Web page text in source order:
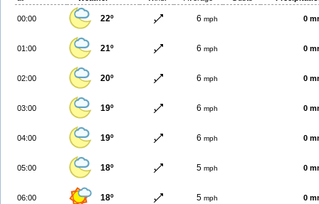
00:00 22º 6 mph 0
01:00 21º 6 mph 0
02:00 20º 6 mph 0
03:00 19º 6 mph 0
04:00 19º 6 mph 0
05:00 18º 5 mph 0
06:00 18º 5 mph 0